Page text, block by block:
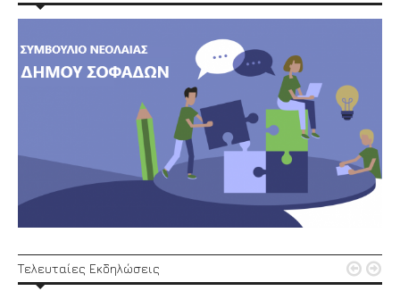
Τελευταίες Εκδηλώσεις  